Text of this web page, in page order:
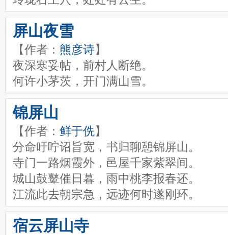
屏山夜雪
【作者： 熊彦诗】
夜深寒妥帖，前村人断绝。
何许小茅茨，开门满山雪。
锦屏山
【作者： 鲜于侁】
分命吁咛诏旨宽，书归聊憩锦屏山。
寺门一路烟霞外，邑屋千家紫翠间。
城山鼓鼙催日暮，雨中桃李报春还。
江流此去朝宗急，远迹何时遂刚环。
宿云屏山寺